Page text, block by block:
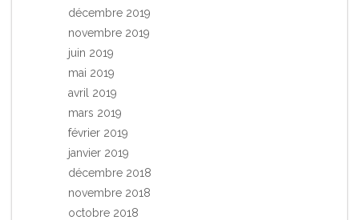
décembre 2019
novembre 2019
juin 2019
mai 2019
avril 2019
mars 2019
février 2019
janvier 2019
décembre 2018
novembre 2018
octobre 2018